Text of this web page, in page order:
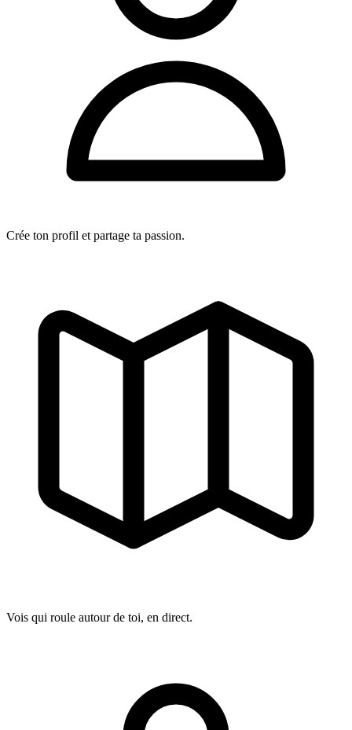
Crée ton profil et partage ta passion.
Vois qui roule autour de toi, en direct.